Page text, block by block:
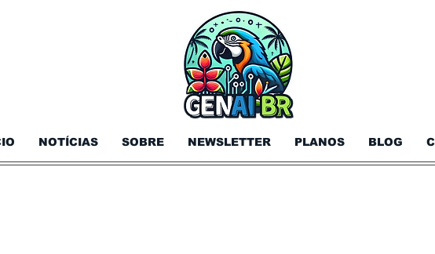
NOTÍCIAS SOBRE NEWSLETTER PLANOS BLOG